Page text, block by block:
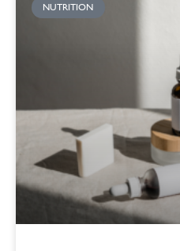
NUTRITION